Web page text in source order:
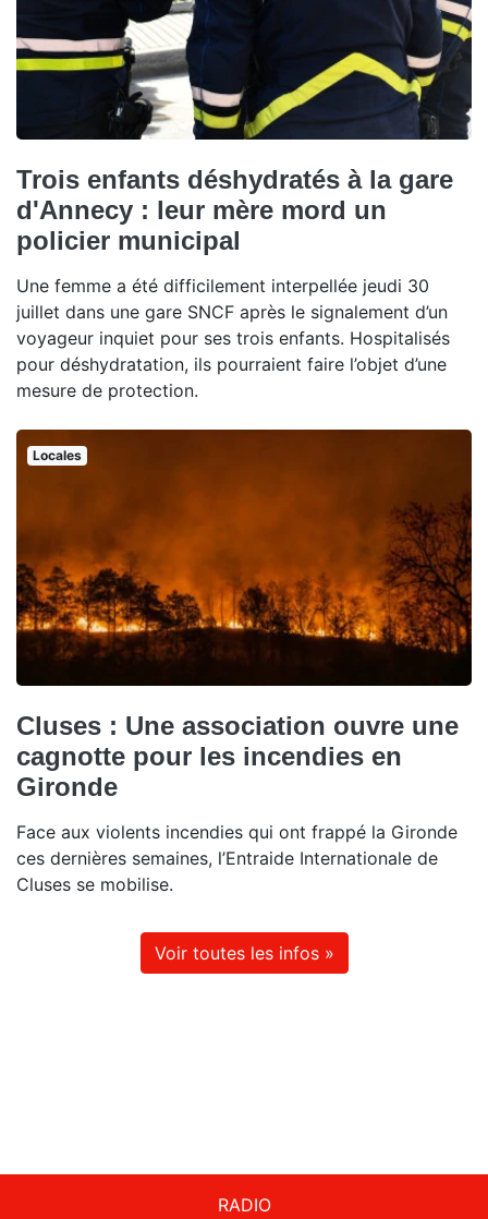
Trois enfants déshydratés à la gare
d'Annecy : leur mère mord un
policier municipal
Une femme a été difficilement interpellée jeudi 30
juillet dans une gare SNCF après le signalement d’un
voyageur inquiet pour ses trois enfants. Hospitalisés
pour déshydratation, ils pourraient faire l’objet d’une
mesure de protection.
Locales
Cluses : Une association ouvre une
cagnotte pour les incendies en
Gironde
Face aux violents incendies qui ont frappé la Gironde
ces dernières semaines, l’Entraide Internationale de
Cluses se mobilise.
Voir toutes les infos »
RADIO